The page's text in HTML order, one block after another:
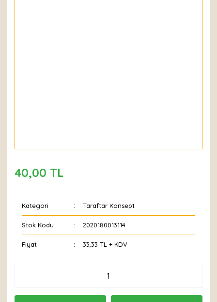
40,00 TL
Kategori Taraftar Konsept
Stok Kodu 2020180013114
Fiyat 33,33 TL + KDV